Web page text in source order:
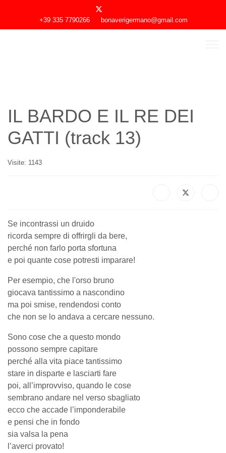
+39 335 7790266 bonaverigermano@gmail.com
IL BARDO E IL RE DEI
GATTI (track 13)
Visite: 1143
Se incontrassi un druido
ricorda sempre di offrirgli da bere,
perché non farlo porta sfortuna
e poi quante cose potresti imparare!
Per esempio, che l'orso bruno
giocava tantissimo a nascondino
ma poi smise, rendendosi conto
che non se lo andava a cercare nessuno.
Sono cose che a questo mondo
possono sempre capitare
perché alla vita piace tantissimo
stare in disparte e lasciarti fare
poi, all’improvviso, quando le cose
sembrano andare nel verso sbagliato
ecco che accade l’imponderabile
e pensi che in fondo
sia valsa la pena
l’averci provato!